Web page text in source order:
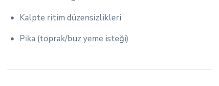
Kalpte ritim düzensizlikleri
Pika (toprak/buz yeme isteği)